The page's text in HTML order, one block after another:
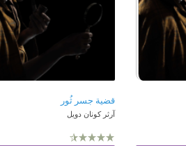
قضية جسر ثُور
آرثر كونان دويل